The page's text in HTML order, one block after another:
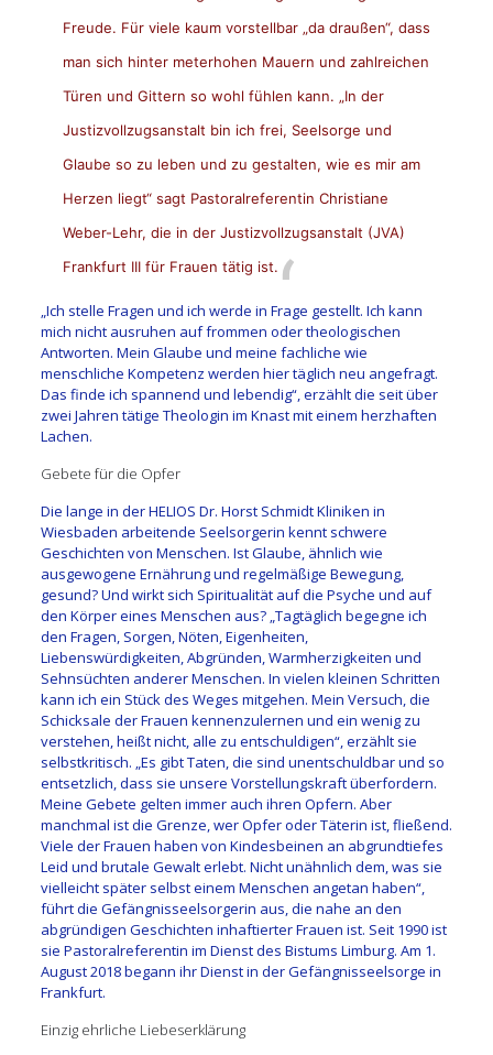
Freude. Für viele kaum vorstellbar „da draußen“, dass
man sich hinter meterhohen Mauern und zahlreichen
Türen und Gittern so wohl fühlen kann. „In der
Justizvollzugsanstalt bin ich frei, Seelsorge und
Glaube so zu leben und zu gestalten, wie es mir am
Herzen liegt“ sagt Pastoralreferentin Christiane
Weber-Lehr, die in der Justizvollzugsanstalt (JVA)
Frankfurt III für Frauen tätig ist.
„Ich stelle Fragen und ich werde in Frage gestellt. Ich kann
mich nicht ausruhen auf frommen oder theologischen
Antworten. Mein Glaube und meine fachliche wie
menschliche Kompetenz werden hier täglich neu angefragt.
Das finde ich spannend und lebendig“, erzählt die seit über
zwei Jahren tätige Theologin im Knast mit einem herzhaften
Lachen.
Gebete für die Opfer
Die lange in der HELIOS Dr. Horst Schmidt Kliniken in
Wiesbaden arbeitende Seelsorgerin kennt schwere
Geschichten von Menschen. Ist Glaube, ähnlich wie
ausgewogene Ernährung und regelmäßige Bewegung,
gesund? Und wirkt sich Spiritualität auf die Psyche und auf
den Körper eines Menschen aus? „Tagtäglich begegne ich
den Fragen, Sorgen, Nöten, Eigenheiten,
Liebenswürdigkeiten, Abgründen, Warmherzigkeiten und
Sehnsüchten anderer Menschen. In vielen kleinen Schritten
kann ich ein Stück des Weges mitgehen. Mein Versuch, die
Schicksale der Frauen kennenzulernen und ein wenig zu
verstehen, heißt nicht, alle zu entschuldigen“, erzählt sie
selbstkritisch. „Es gibt Taten, die sind unentschuldbar und so
entsetzlich, dass sie unsere Vorstellungskraft überfordern.
Meine Gebete gelten immer auch ihren Opfern. Aber
manchmal ist die Grenze, wer Opfer oder Täterin ist, fließend.
Viele der Frauen haben von Kindesbeinen an abgrundtiefes
Leid und brutale Gewalt erlebt. Nicht unähnlich dem, was sie
vielleicht später selbst einem Menschen angetan haben“,
führt die Gefängnisseelsorgerin aus, die nahe an den
abgründigen Geschichten inhaftierter Frauen ist. Seit 1990 ist
sie Pastoralreferentin im Dienst des Bistums Limburg. Am 1.
August 2018 begann ihr Dienst in der Gefängnisseelsorge in
Frankfurt.
Einzig ehrliche Liebeserklärung